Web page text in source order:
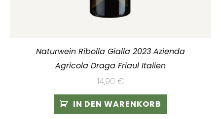
Naturwein Ribolla Gialla 2023 Azienda
Agricola Draga Friaul Italien
14,90 €
IN DEN WARENKORB